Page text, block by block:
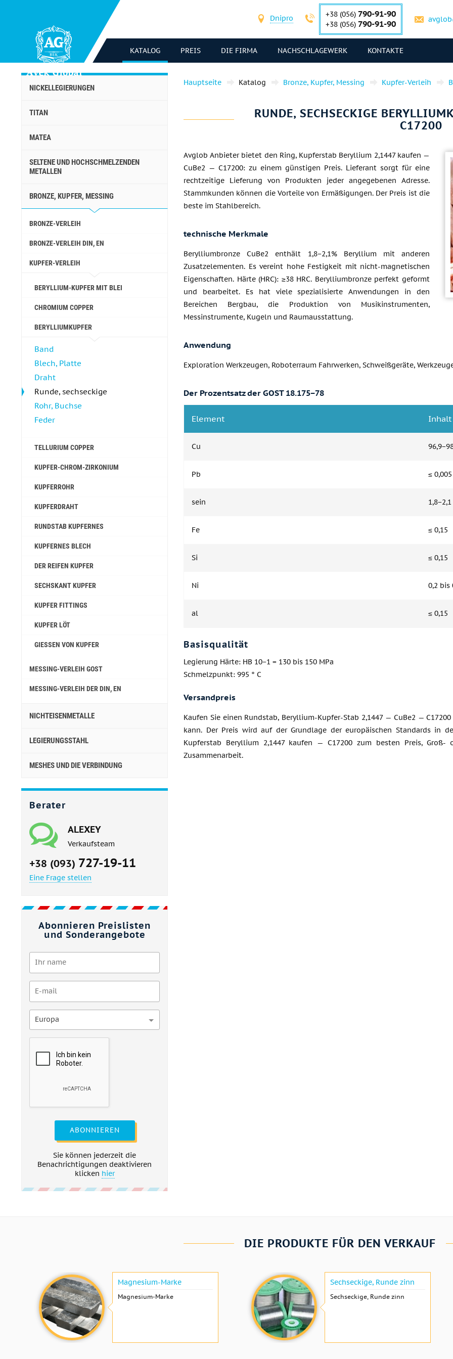
Dnipro +38 (056) 790-91-90
+38 (056) 790-91-90
KATALOG PREIS DIE FIRMA NACHSCHLAGEWERK KONTAKTE
NICKELLEGIERUNGEN
TITAN
MATEA
SELTENE UND HOCHSCHMELZENDEN
METALLEN
BRONZE, KUPFER, MESSING
BRONZE-VERLEIH
BRONZE-VERLEIH DIN, EN
KUPFER-VERLEIH
BERYLLIUM-KUPFER MIT BLEI
CHROMIUM COPPER
BERYLLIUMKUPFER
Band
Blech, Platte
Draht
Runde, sechseckige
Rohr, Buchse
Feder
TELLURIUM COPPER
KUPFER-CHROM-ZIRKONIUM
KUPFERROHR
KUPFERDRAHT
RUNDSTAB KUPFERNES
KUPFERNES BLECH
DER REIFEN KUPFER
SECHSKANT KUPFER
KUPFER FITTINGS
KUPFER LÖT
GIESSEN VON KUPFER
MESSING-VERLEIH GOST
MESSING-VERLEIH DER DIN, EN
NICHTEISENMETALLE
LEGIERUNGSSTAHL
MESHES UND DIE VERBINDUNG
Berater
ALEXEY
Verkaufsteam
+38 (093) 727-19-11
Eine Frage stellen
Abonnieren Preislisten
und Sonderangebote
Europa
ABONNIEREN
Sie können jederzeit die
Benachrichtigungen deaktivieren
klicken hier
Hauptseite Katalog Bronze, Kupfer, Messing Kupfer-Verleih
RUNDE, SECHSECKIGE
C17200
Avglob Anbieter bietet den Ring, Kupferstab Beryllium 2,1447 kaufen —
CuBe2 — C17200: zu einem günstigen Preis. Lieferant sorgt für eine
rechtzeitige Lieferung von Produkten jeder angegebenen Adresse.
Stammkunden können die Vorteile von Ermäßigungen. Der Preis ist die
beste im Stahlbereich.
technische Merkmale
Berylliumbronze CuBe2 enthält 1,8−2,1% Beryllium mit anderen
Zusatzelementen. Es vereint hohe Festigkeit mit nicht-magnetischen
Eigenschaften. Härte (HRC): ≥38 HRC. Berylliumbronze perfekt geformt
und bearbeitet. Es hat viele spezialisierte Anwendungen in den
Bereichen Bergbau, die Produktion von Musikinstrumenten,
Messinstrumente, Kugeln und Raumausstattung.
Anwendung
Exploration Werkzeugen, Roboterraum Fahrwerken, Schweißgeräte,
Der Prozentsatz der GOST 18.175−78
Element Inhalt
Cu
Pb ≤ 0,005
sein 1,8−2,1
Fe ≤ 0,15
Si ≤ 0,15
Ni 0,2 bis
al ≤ 0,15
Basisqualität
Legierung Härte: HB 10−1 = 130 bis 150 MPa
Schmelzpunkt: 995 ° C
Versandpreis
Kaufen Sie einen Rundstab, Beryllium-Kupfer-Stab 2,1447 — CuBe2 —
kann. Der Preis wird auf der Grundlage der europäischen Standards in
Kupferstab Beryllium 2,1447 kaufen — C17200 zum besten Preis,
Zusammenarbeit.
DIE PRODUKTE FÜR DEN VERKAUF
Magnesium-Marke
Magnesium-Marke
Sechseckige, Runde zinn
Sechseckige, Runde zinn